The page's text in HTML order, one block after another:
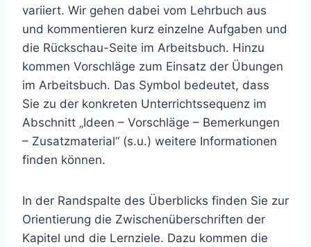
variiert. Wir gehen dabei vom Lehrbuch aus
und kommentieren kurz einzelne Aufgaben und
die Rückschau-Seite im Arbeitsbuch. Hinzu
kommen Vorschläge zum Einsatz der Übungen
im Arbeitsbuch. Das Symbol bedeutet, dass
Sie zu der konkreten Unterrichtssequenz im
Abschnitt „Ideen – Vorschläge – Bemerkungen
– Zusatzmaterial“ (s.u.) weitere Informationen
finden können.
In der Randspalte des Überblicks finden Sie zur
Orientierung die Zwischenüberschriften der
Kapitel und die Lernziele. Dazu kommen die